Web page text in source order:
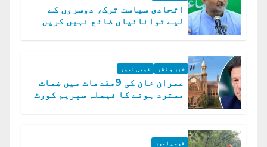
اتحادی سیاست ترک، دوسروں کے
لیے توانائیاں ضائع نہیں کریں
خبر و نظر قومی امور
عمران خان کی 9مقدمات میں ضمات
مسترد ہونے کا فیصلہ سپریم کورٹ
قومی امور